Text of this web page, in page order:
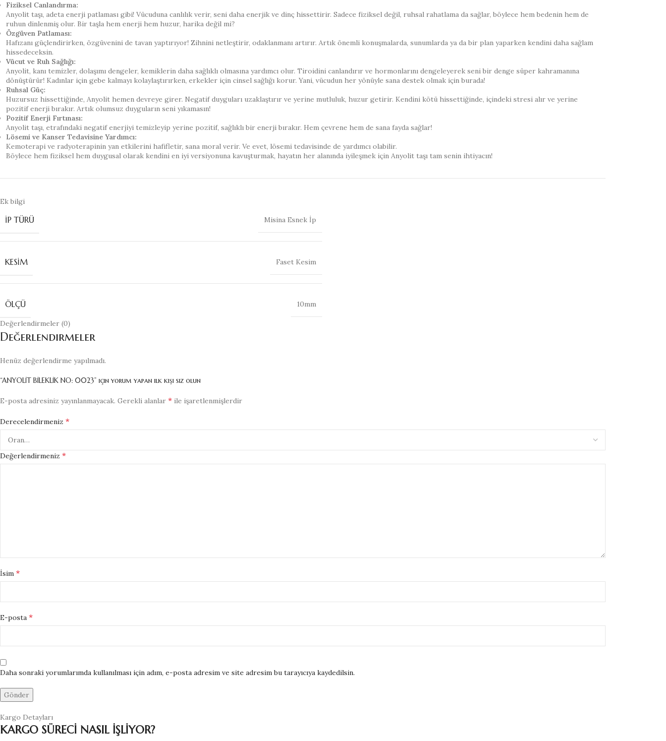
Fiziksel Canlandırma:
Anyolit taşı, adeta enerji patlaması gibi! Vücuduna canlılık verir, seni daha enerjik ve dinç hissettirir. Sadece fiziksel değil, ruhsal rahatlama da sağlar, böylece hem bedenin hem de
ruhun dinlenmiş olur. Bir taşla hem enerji hem huzur, harika değil mi?
Özgüven Patlaması:
Hafızanı güçlendirirken, özgüvenini de tavan yaptırıyor! Zihnini netleştirir, odaklanmanı artırır. Artık önemli konuşmalarda, sunumlarda ya da bir plan yaparken kendini daha sağlam
hissedeceksin.
Vücut ve Ruh Sağlığı:
Anyolit, kanı temizler, dolaşımı dengeler, kemiklerin daha sağlıklı olmasına yardımcı olur. Tiroidini canlandırır ve hormonlarını dengeleyerek seni bir denge süper kahramanına
dönüştürür! Kadınlar için gebe kalmayı kolaylaştırırken, erkekler için cinsel sağlığı korur. Yani, vücudun her yönüyle sana destek olmak için burada!
Ruhsal Güç:
Huzursuz hissettiğinde, Anyolit hemen devreye girer. Negatif duyguları uzaklaştırır ve yerine mutluluk, huzur getirir. Kendini kötü hissettiğinde, içindeki stresi alır ve yerine
pozitif enerji bırakır. Artık olumsuz duyguların seni yıkamasın!
Pozitif Enerji Fırtınası:
Anyolit taşı, etrafındaki negatif enerjiyi temizleyip yerine pozitif, sağlıklı bir enerji bırakır. Hem çevrene hem de sana fayda sağlar!
Lösemi ve Kanser Tedavisine Yardımcı:
Kemoterapi ve radyoterapinin yan etkilerini hafifletir, sana moral verir. Ve evet, lösemi tedavisinde de yardımcı olabilir.
Böylece hem fiziksel hem duygusal olarak kendini en iyi versiyonuna kavuşturmak, hayatın her alanında iyileşmek için Anyolit taşı tam senin ihtiyacın!
Ek bilgi
İP TÜRÜ Misina Esnek İp
KESIM Faset Kesim
ÖLÇÜ 10mm
Değerlendirmeler (0)
Değerlendirmeler
Henüz değerlendirme yapılmadı.
“ANYOLİT BİLEKLİK NO: 0023” için yorum yapan ilk kişi siz olun
E-posta adresiniz yayınlanmayacak. Gerekli alanlar * ile işaretlenmişlerdir
Derecelendirmeniz *
Değerlendirmeniz *
İsim *
E-posta *
Daha sonraki yorumlarımda kullanılması için adım, e-posta adresim ve site adresim bu tarayıcıya kaydedilsin.
Kargo Detayları
KARGO SÜRECİ NASIL İŞLİYOR?